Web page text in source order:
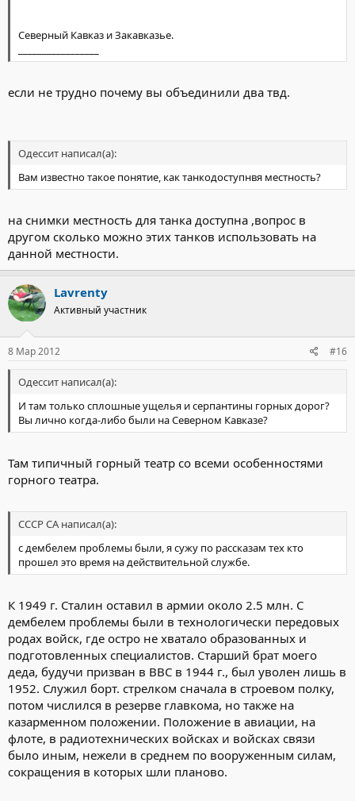
Северный Кавказ и Закавказье.
если не трудно почему вы объединили два твд.
Одессит написал(а):
Вам известно такое понятие, как танкодоступнвя местность?
на снимки местность для танка доступна ,вопрос в
другом сколько можно этих танков использовать на
данной местности.
Lavrenty
Активный участник
8 Мар 2012 #16
Одессит написал(а):
И там только сплошные ущелья и серпантины горных дорог?
Вы лично когда-либо были на Северном Кавказе?
Там типичный горный театр со всеми особенностями
горного театра.
СССР СА написал(а):
с дембелем проблемы были, я сужу по рассказам тех кто
прошел это время на действительной службе.
К 1949 г. Сталин оставил в армии около 2.5 млн. С
дембелем проблемы были в технологически передовых
родах войск, где остро не хватало образованных и
подготовленных специалистов. Старший брат моего
деда, будучи призван в ВВС в 1944 г., был уволен лишь в
1952. Служил борт. стрелком сначала в строевом полку,
потом числился в резерве главкома, но также на
казарменном положении. Положение в авиации, на
флоте, в радиотехнических войсках и войсках связи
было иным, нежели в среднем по вооруженным силам,
сокращения в которых шли планово.